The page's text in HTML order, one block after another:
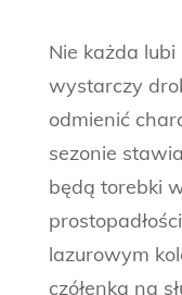
Nie każda
wystarczy
odmienić
sezonie
będą torebki
lazurowym
czółenka na